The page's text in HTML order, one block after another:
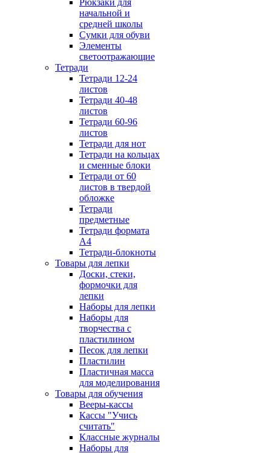
Рюкзаки для
начальной и
средней школы
Сумки для обуви
Элементы
светоотражающие
Тетради
Тетради 12-24
листов
Тетради 40-48
листов
Тетради 60-96
листов
Тетради для нот
Тетради на кольцах
и сменные блоки
Тетради от 60
листов в твердой
обложке
Тетради
предметные
Тетради формата
А4
Тетради-блокноты
Товары для лепки
Доски, стеки,
формочки для
лепки
Наборы для лепки
Наборы для
творчества с
пластилином
Песок для лепки
Пластилин
Пластичная масса
для моделирования
Товары для обучения
Вееры-кассы
Кассы "Учись
считать"
Классные журналы
Наборы для